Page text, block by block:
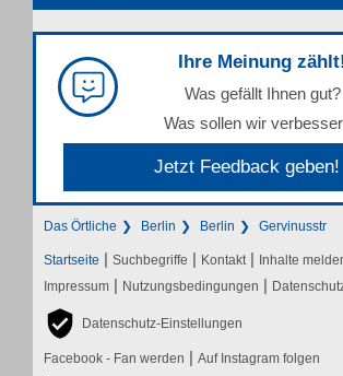
Ihre Meinung zählt!
Was gefällt Ihnen gut?
Was sollen wir
Jetzt Feedback geben!
Das Örtliche Berlin Berlin Gervinusstr
Startseite | Suchbegriffe | Kontakt | Inhalte
Impressum | Nutzungsbedingungen |
Datenschutz-Einstellungen
Facebook - Fan werden | Auf Instagram folgen